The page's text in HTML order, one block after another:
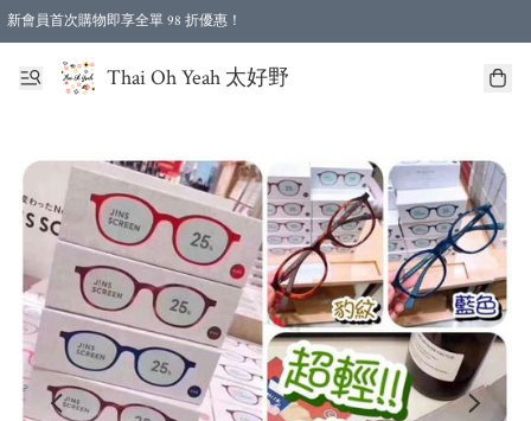
新會員首次購物即享全單 98 折優惠！
特選會員可享全單低至 96 折優惠！
Thai Oh Yeah 太好野